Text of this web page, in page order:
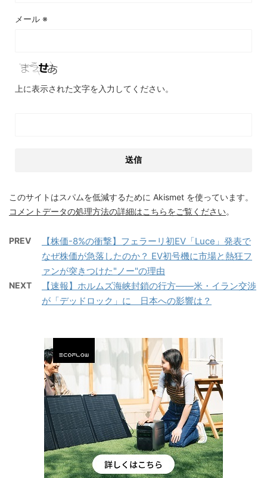
メール ※
上に表示された文字を入力してください。
このサイトはスパムを低減するために Akismet を使っています。
コメントデータの処理方法の詳細はこちらをご覧ください。
PREV
【株価-8%の衝撃】フェラーリ初EV「Luce」発表で
なぜ株価が急落したのか？ EV初号機に市場と熱狂フ
ァンが突きつけた"ノー"の理由
NEXT
【速報】ホルムズ海峡封鎖の行方——米・イラン交渉
が「デッドロック」に 日本への影響は？